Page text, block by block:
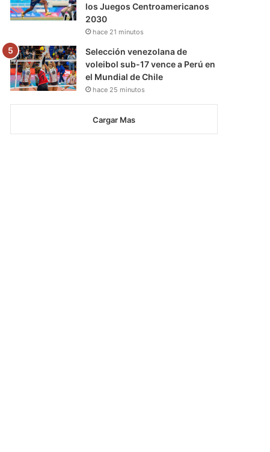
los Juegos Centroamericanos
2030
hace 21 minutos
Selección venezolana de
voleibol sub-17 vence a Perú en
el Mundial de Chile
hace 25 minutos
Cargar Mas